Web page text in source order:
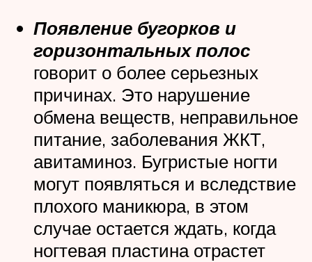
Появление бугорков и
горизонтальных полос
говорит о более серьезных
причинах. Это нарушение
обмена веществ, неправильное
питание, заболевания ЖКТ,
авитаминоз. Бугристые ногти
могут появляться и вследствие
плохого маникюра, в этом
случае остается ждать, когда
ногтевая пластина отрастет